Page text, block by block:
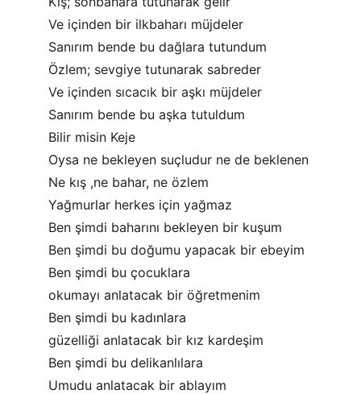
Ve içinden bir ilkbaharı müjdeler
Sanırım bende bu dağlara tutundum
Özlem; sevgiye tutunarak sabreder
Ve içinden sıcacık bir aşkı müjdeler
Sanırım bende bu aşka tutuldum
Bilir misin Keje
Oysa ne bekleyen suçludur ne de beklenen
Ne kış ,ne bahar, ne özlem
Yağmurlar herkes için yağmaz
Ben şimdi baharını bekleyen bir kuşum
Ben şimdi bu doğumu yapacak bir ebeyim
Ben şimdi bu çocuklara
okumayı anlatacak bir öğretmenim
Ben şimdi bu kadınlara
güzelliği anlatacak bir kız kardeşim
Ben şimdi bu delikanlılara
Umudu anlatacak bir ablayım